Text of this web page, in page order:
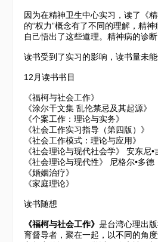
因为在精神卫生中心实习，读了《
的“权力”概念有了不同的理解，精
自己悟出了这些道理。精神病的诊
读书受到了实习的影响，读书量未
12月读书书目
《福柯与社会工作》
《涂尔干文集 乱伦禁忌及其起源》
《个案工作：理论与实务》
《社会工作实习指导（第四版）》
《社会工作模式：理论与应用》
《社会理论与现代社会学》 安东尼•
《社会理论与现代性》 尼格尔•多德
《婚姻治疗》
《家庭理论》
读书随想
《福柯与社会工作》 是台湾心理出
育督导者，聚在一起，以不同的角